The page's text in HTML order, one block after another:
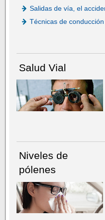
Salidas de vía, el
Técnicas de conducción
Salud Vial
Niveles de
pólenes